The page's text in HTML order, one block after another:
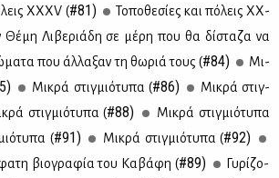
ΧΧ­ΧV (#81)
Το­πο­θε­σί­ες και πό­λεις ΧΧ­
Θέ­μη Λι­βε­ριά­δη σε μέ­ρη που θα δί­στα­ζα να
που άλ­λα­ξαν τη θω­ριά τους (#84)
Μι­
Μι­κρά στιγ­μιό­τυ­πα (#86)
Μι­κρά στιγ­
στιγ­μιό­τυ­πα (#88)
Μι­κρά στιγ­μιό­τυ­πα
(#91) Μι­κρά στιγ­μιό­τυ­πα (#92)
βιο­γρα­φία του Κα­βά­φη (#89)
Γυ­ρί­ζο­